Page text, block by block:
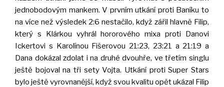
jednobodovým mankem. V prvním utkání proti Baníku to
na více než výsledek 2:6 nestačilo, když zářil hlavně Filip,
který s Klárkou vyhrál hororového mixa proti Danovi
Ickertovi s Karolínou Fišerovou 21:23, 23:21 a 21:19 a
Dana dokázal zdolat i na druhé dvouhře, ve třetím singlu
ještě bojoval na tři sety Vojta. Utkání proti Super Stars
bylo ještě vyrovnanější, když svou kvalitu opět ukázal Filip